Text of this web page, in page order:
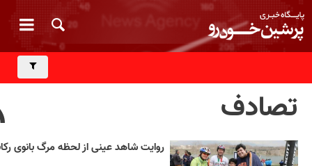
تصادف
روایت شاهد عینی از لحظه مرگ بانوی